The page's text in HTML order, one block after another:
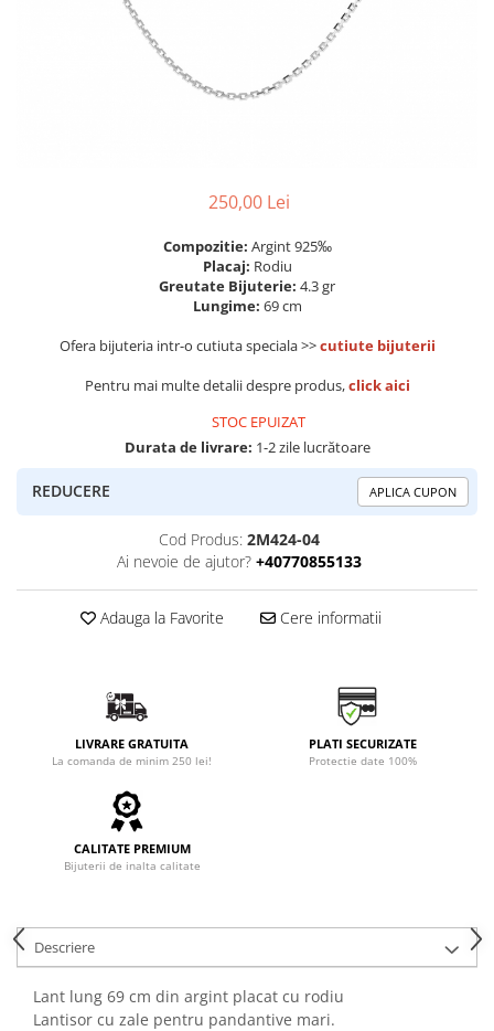
VEZI TOATE BIJUTERIILE ELMIO
Colectia „ Bijuterii cu Email ”
250,00 Lei
Compozitie: Argint 925‰
Placaj: Rodiu
Greutate Bijuterie: 4.3 gr
Lungime: 69 cm
Ofera bijuteria intr-o cutiuta speciala >>cutiute bijuterii
Pentru mai multe detalii despre produs,click aici
STOC EPUIZAT
Durata de livrare: 1-2 zile lucrătoare
REDUCERE APLICA CUPON
Cod Produs: 2M424-04
Ai nevoie de ajutor? +40770855133
Adauga la Favorite Cere informatii
LIVRARE GRATUITA
La comanda de minim 250 lei!
PLATI SECURIZATE
Protectie date 100%
CALITATE PREMIUM
Bijuterii de inalta calitate
Descriere
Lant lung 69 cm din argint placat cu rodiu
Lantisor cu zale pentru pandantive mari.